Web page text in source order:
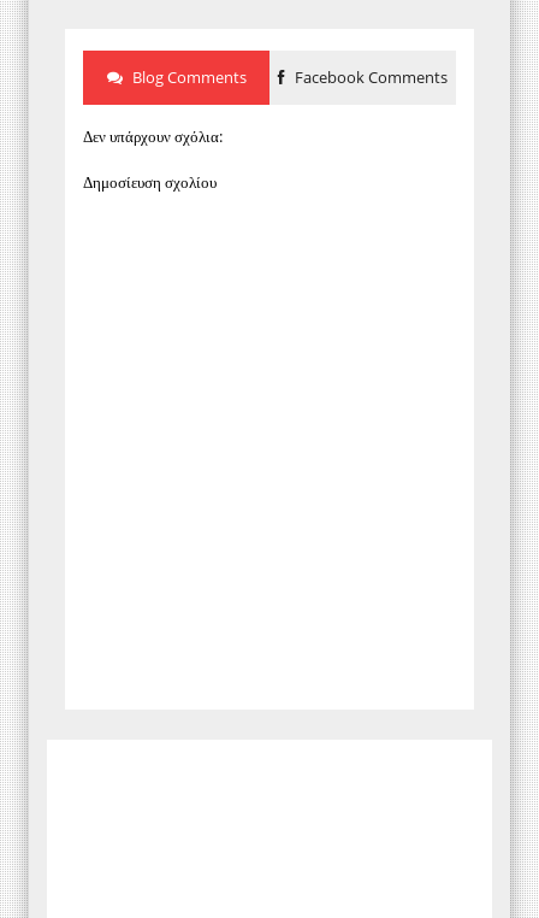
Blog Comments Facebook Comments
Δεν υπάρχουν σχόλια:
Δημοσίευση σχολίου